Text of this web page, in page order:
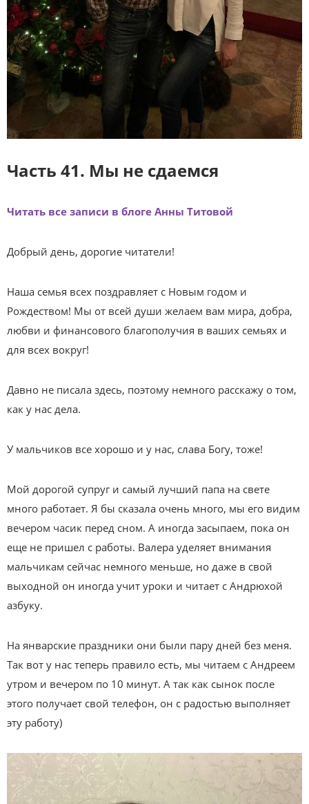
Часть 41. Мы не сдаемся
Читать все записи в блоге Анны Титовой
Добрый день, дорогие читатели!
Наша семья всех поздравляет с Новым годом и
Рождеством! Мы от всей души желаем вам мира, добра,
любви и финансового благополучия в ваших семьях и
для всех вокруг!
Давно не писала здесь, поэтому немного расскажу о том,
как у нас дела.
У мальчиков все хорошо и у нас, слава Богу, тоже!
Мой дорогой супруг и самый лучший папа на свете
много работает. Я бы сказала очень много, мы его видим
вечером часик перед сном. А иногда засыпаем, пока он
еще не пришел с работы. Валера уделяет внимания
мальчикам сейчас немного меньше, но даже в свой
выходной он иногда учит уроки и читает с Андрюхой
азбуку.
На январские праздники они были пару дней без меня.
Так вот у нас теперь правило есть, мы читаем с Андреем
утром и вечером по 10 минут. А так как сынок после
этого получает свой телефон, он с радостью выполняет
эту работу)